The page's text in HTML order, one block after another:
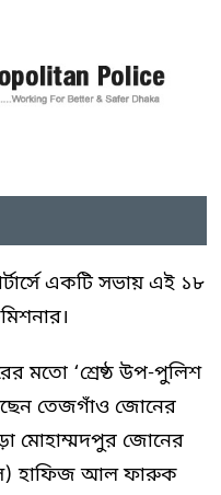
একটি সভায় এই ১৮
মতো ‘শ্রেষ্ঠ উপ-পুলিশ
তেজগাঁও জোনের
মোহাম্মদপুর জোনের
হাফিজ আল ফারুক